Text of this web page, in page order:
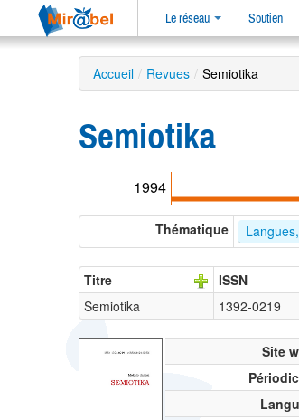
Le réseau Soutien
Accueil / Revues / Semiotika
Semiotika
1994
Thématique
Titre ISSN
Semiotika
1392-0219
Site